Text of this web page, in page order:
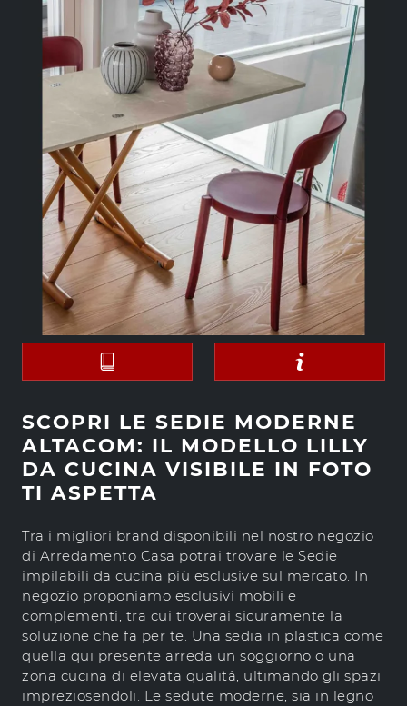
SCOPRI LE SEDIE MODERNE
ALTACOM: IL MODELLO LILLY
DA CUCINA VISIBILE IN FOTO
TI ASPETTA
Tra i migliori brand disponibili nel nostro negozio
di Arredamento Casa potrai trovare le Sedie
impilabili da cucina più esclusive sul mercato. In
negozio proponiamo esclusivi mobili e
complementi, tra cui troverai sicuramente la
soluzione che fa per te. Una sedia in plastica come
quella qui presente arreda un soggiorno o una
zona cucina di elevata qualità, ultimando gli spazi
impreziosendoli. Le sedute moderne, sia in legno